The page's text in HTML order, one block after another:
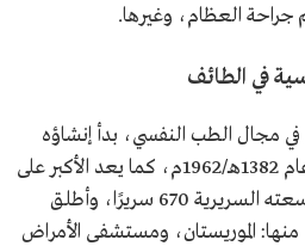
العظام، وغيرها.
في الطائف
مجال الطب النفسي، بدأ إنشاؤه
عام 1378هـ/1958م، ودُشن عام 1382هـ/1962م، كما يعد الأكبر على
مستوى السعودية، إذ تبلغ سعته السريرية 670 سريرًا، وأطلق
الموريستان، ومستشفى الأمراض